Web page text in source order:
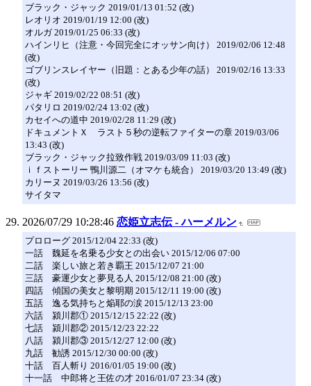
ブラック・ジャック 2019/01/13 01:52 (改)
レオリオ 2019/01/19 12:00 (改)
オルガ 2019/01/25 06:33 (改)
ハインリヒ（注意・今回完全にオッサン向け） 2019/02/06 12:48
(改)
ゴブリンスレイヤー（旧題：とある少年の話） 2019/02/16 13:33
(改)
ジャギ 2019/02/22 08:51 (改)
パタリロ 2019/02/24 13:02 (改)
カセイへの道中 2019/02/28 11:29 (改)
ドキュメントＸ ラスト５秒の逆転ファイターの章 2019/03/06
13:43 (改)
ブラック・ジャック拉致作戦 2019/03/09 11:03 (改)
ｉｆストーリー 鴨川源二（オマケも統合） 2019/03/20 13:49 (改)
カリーヌ 2019/03/26 13:56 (改)
サイタマ
2026/07/29 10:28:46 恋姫立志伝 - ハーメルン
プロローグ 2015/12/04 22:33 (改)
一話 魏延を名乗る少女との出会い 2015/12/06 07:00
二話 楽しい旅と若き覇王 2015/12/07 21:00
三話 豪運少女と夢見る人 2015/12/08 21:00 (改)
四話 傾国の美女と黎明期 2015/12/11 19:00 (改)
五話 逸る気持ちと焔耶の涙 2015/12/13 23:00
六話 潁川郡① 2015/12/15 22:22 (改)
七話 潁川郡② 2015/12/23 22:22
八話 潁川郡③ 2015/12/27 12:00 (改)
九話 勧誘 2015/12/30 00:00 (改)
十話 百人斬り 2016/01/05 19:00 (改)
十一話 中郎将と王佐の才 2016/01/07 23:34 (改)